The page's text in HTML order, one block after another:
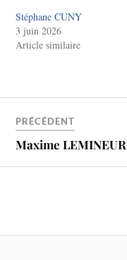
Stéphane CUNY
3 juin 2026
Article similaire
PRÉCÉDENT
Maxime LEMINEUR